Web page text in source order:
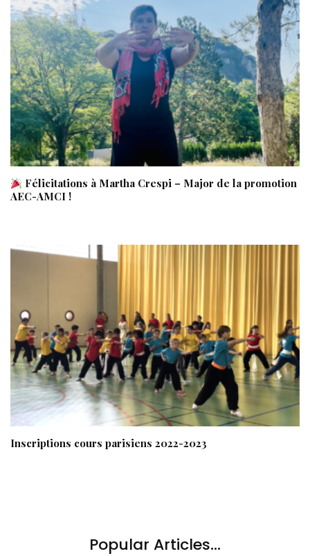
Félicitations à Martha Crespi – Major de la promotion
AEC-AMCI !
Inscriptions cours parisiens 2022-2023
Popular Articles...